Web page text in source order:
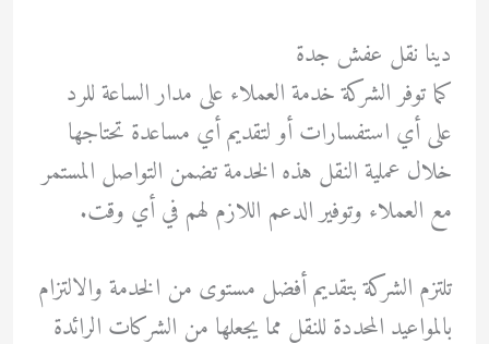
دينا نقل عفش جدة
كما توفر الشركة خدمة العملاء على مدار الساعة للرد
على أي استفسارات أو لتقديم أي مساعدة تحتاجها
خلال عملية النقل هذه الخدمة تضمن التواصل المستمر
مع العملاء وتوفير الدعم اللازم لهم في أي وقت.
تلتزم الشركة بتقديم أفضل مستوى من الخدمة والالتزام
بالمواعيد المحددة للنقل مما يجعلها من الشركات الرائدة